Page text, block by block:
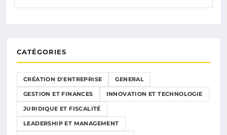
CATÉGORIES
CRÉATION D'ENTREPRISE GENERAL
GESTION ET FINANCES INNOVATION ET TECHNOLOGIE
JURIDIQUE ET FISCALITÉ
LEADERSHIP ET MANAGEMENT